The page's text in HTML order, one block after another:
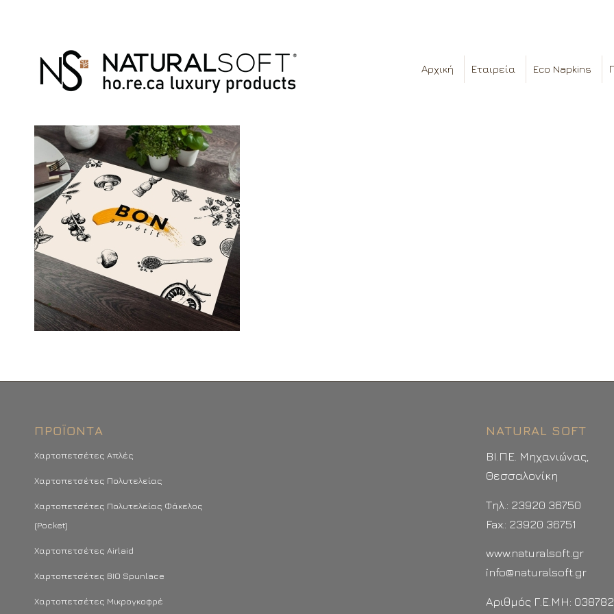
Αρχική Εταιρεία Eco Napkins
ΠΡΟΪΌΝΤΑ
Χαρτοπετσέτες Απλές
Χαρτοπετσέτες Πολυτελείας
Χαρτοπετσέτες Πολυτελείας Φάκελος
(Pocket)
Χαρτοπετσέτες Airlaid
Χαρτοπετσέτες BIO Spunlace
Χαρτοπετσέτες Μικρογκοφρέ
NATURAL SOFT
ΒΙ.ΠΕ. Μηχανιώνας,
Θεσσαλονίκη
Τηλ.: 23920 36750
Fax.: 23920 36751
www.naturalsoft.gr
info@naturalsoft.gr
Αριθμός Γ.Ε.ΜΗ: